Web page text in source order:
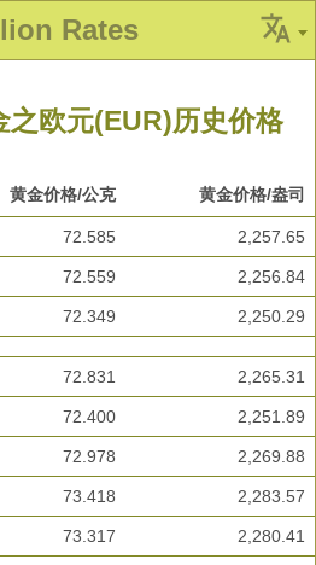
Rates
之欧元(EUR)历史价格
黄金价格/公克 黄金价格/盎司
72.585 2,257.65
72.559 2,256.84
72.349 2,250.29
72.831 2,265.31
72.400 2,251.89
72.978 2,269.88
73.418 2,283.57
73.317 2,280.41